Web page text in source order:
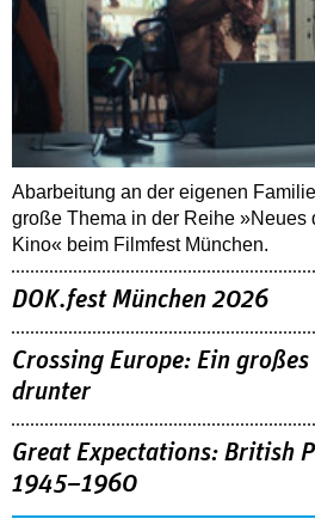
Abarbeitung an der eigenen
große Thema in der Reihe »Neues
Kino« beim Filmfest München.
DOK.fest München 2026
Crossing Europe: Ein
drunter
Great Expectations: British
1945–1960